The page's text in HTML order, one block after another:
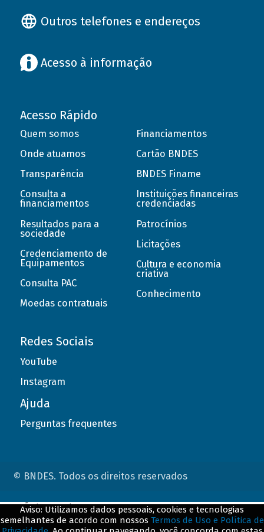
Outros telefones e endereços
Acesso à informação
Acesso Rápido
Quem somos
Onde atuamos
Transparência
Consulta a
financiamentos
Resultados para a
sociedade
Credenciamento de
Equipamentos
Consulta PAC
Moedas contratuais
Financiamentos
Cartão BNDES
BNDES Finame
Instituições financeiras
credenciadas
Patrocínios
Licitações
Cultura e economia
criativa
Conhecimento
Redes Sociais
YouTube
Instagram
Ajuda
Perguntas frequentes
© BNDES. Todos os direitos reservados
Aviso: Utilizamos dados pessoais, cookies e tecnologias
semelhantes de acordo com nossos Termos de Uso e Política de
ConteÃºdo complementar
${title}${badge}